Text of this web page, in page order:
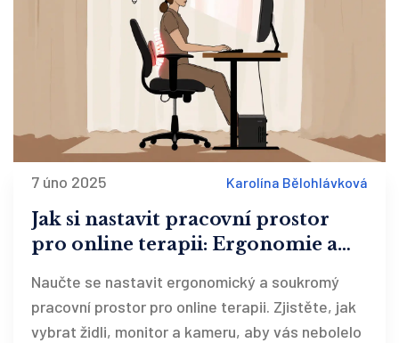
7 úno 2025 Karolína Bělohlávková
Jak si nastavit pracovní prostor
pro online terapii: Ergonomie a
Naučte se nastavit ergonomický a soukromý
pracovní prostor pro online terapii. Zjistěte, jak
vybrat židli, monitor a kameru, aby vás nebolelo